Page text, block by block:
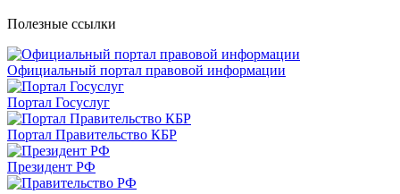
Полезные ссылки
Официальный портал правовой информации
Портал Госуслуг
Портал Правительство КБР
Президент РФ